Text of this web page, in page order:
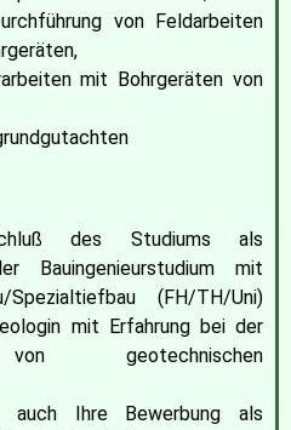
von Feldarbeiten
mit Bohrgeräten von
des Studiums als
Bauingenieurstudium mit
(FH/TH/Uni)
mit Erfahrung bei der
geotechnischen
auch Ihre Bewerbung als